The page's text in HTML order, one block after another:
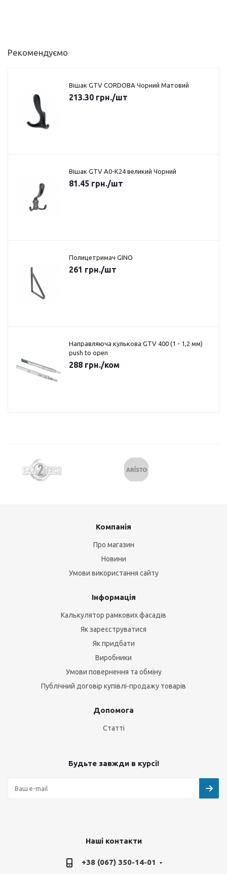
Рекомендуємо
Вішак GTV CORDOBA Чорний Матовий
213.30 грн./шт
Вішак GTV A0-K24 великий Чорний
81.45 грн./шт
Полицетримач GINO
261 грн./шт
Направляюча кулькова GTV 400 (1 - 1,2 мм)
push to open
288 грн./ком
Компанія
Про магазин
Новини
Умови використання сайту
Інформація
Калькулятор рамкових фасадів
Як зареєструватися
Як придбати
Виробники
Умови повернення та обміну
Публічний договір купівлі-продажу товарів
Допомога
Статті
Будьте завжди в курсі!
Наші контакти
+38 (067) 350-14-01